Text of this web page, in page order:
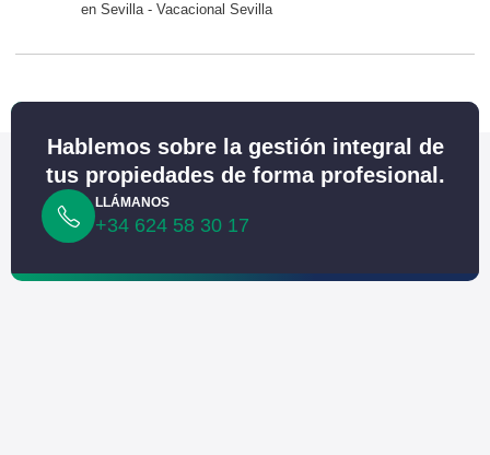
en Sevilla - Vacacional Sevilla
Hablemos sobre la gestión integral de
tus propiedades de forma profesional.
LLÁMANOS
+34 624 58 30 17